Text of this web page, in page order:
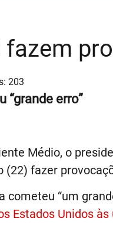
fazem
203
“grande erro”
Médio, o
fazer
“um
Estados Unidos